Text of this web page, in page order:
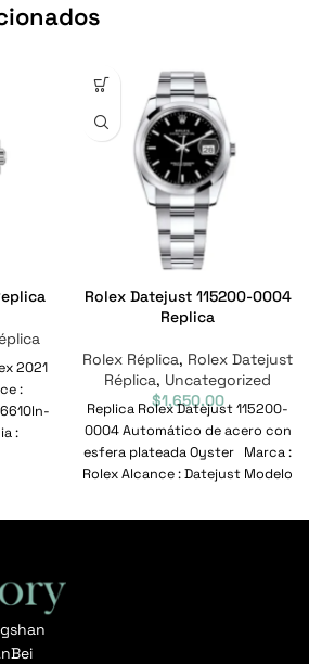
2021
:
:
Rolex Datejust 115200-0004
Replica
Rolex Réplica, Rolex Datejust
Réplica, Uncategorized
$1,650.00
Replica Rolex Datejust 115200-
0004 Automático de acero con
esfera plateada Oyster Marca :
Rolex Alcance : Datejust Modelo